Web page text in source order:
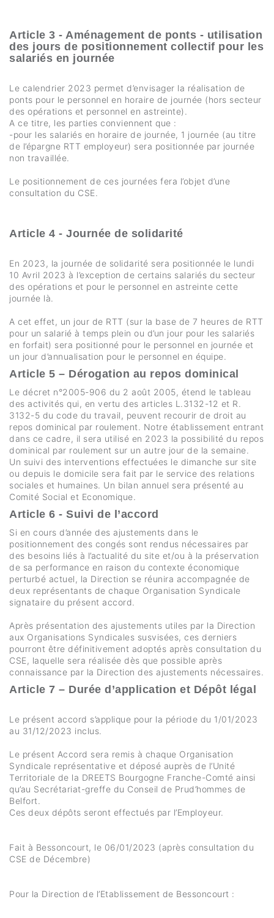
Article 3 - Aménagement de ponts - utilisation
des jours de positionnement collectif pour les
salariés en journée
Le calendrier 2023 permet d’envisager la réalisation de
ponts pour le personnel en horaire de journée (hors secteur
des opérations et personnel en astreinte).
A ce titre, les parties conviennent que :
-pour les salariés en horaire de journée, 1 journée (au titre
de l’épargne RTT employeur) sera positionnée par journée
non travaillée.
Le positionnement de ces journées fera l’objet d’une
consultation du CSE.
Article 4 - Journée de solidarité
En 2023, la journée de solidarité sera positionnée le lundi
10 Avril 2023 à l’exception de certains salariés du secteur
des opérations et pour le personnel en astreinte cette
journée là.
A cet effet, un jour de RTT (sur la base de 7 heures de RTT
pour un salarié à temps plein ou d’un jour pour les salariés
en forfait) sera positionné pour le personnel en journée et
un jour d’annualisation pour le personnel en équipe.
Article 5 – Dérogation au repos dominical
Le décret n°2005-906 du 2 août 2005, étend le tableau
des activités qui, en vertu des articles L.3132-12 et R.
3132-5 du code du travail, peuvent recourir de droit au
repos dominical par roulement. Notre établissement entrant
dans ce cadre, il sera utilisé en 2023 la possibilité du repos
dominical par roulement sur un autre jour de la semaine.
Un suivi des interventions effectuées le dimanche sur site
ou depuis le domicile sera fait par le service des relations
sociales et humaines. Un bilan annuel sera présenté au
Comité Social et Economique.
Article 6 - Suivi de l’accord
Si en cours d’année des ajustements dans le
positionnement des congés sont rendus nécessaires par
des besoins liés à l’actualité du site et/ou à la préservation
de sa performance en raison du contexte économique
perturbé actuel, la Direction se réunira accompagnée de
deux représentants de chaque Organisation Syndicale
signataire du présent accord.
Après présentation des ajustements utiles par la Direction
aux Organisations Syndicales susvisées, ces derniers
pourront être définitivement adoptés après consultation du
CSE, laquelle sera réalisée dès que possible après
connaissance par la Direction des ajustements nécessaires.
Article 7 – Durée d’application et Dépôt légal
Le présent accord s’applique pour la période du 1/01/2023
au 31/12/2023 inclus.
Le présent Accord sera remis à chaque Organisation
Syndicale représentative et déposé auprès de l’Unité
Territoriale de la DREETS Bourgogne Franche-Comté ainsi
qu’au Secrétariat-greffe du Conseil de Prud’hommes de
Belfort.
Ces deux dépôts seront effectués par l’Employeur.
Fait à Bessoncourt, le 06/01/2023 (après consultation du
CSE de Décembre)
Pour la Direction de l’Etablissement de Bessoncourt :